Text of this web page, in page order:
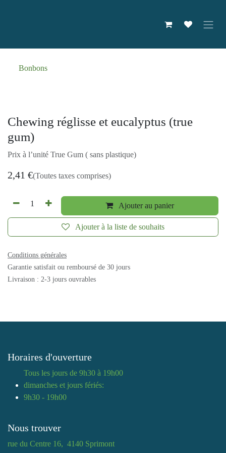
Bonbons
Chewing réglisse et eucalyptus (true
gum)
Prix à l’unité True Gum ( sans plastique)
2,41 €(Toutes taxes comprises)
Ajouter au panier
Ajouter à la liste de souhaits
Conditions générales
Garantie satisfait ou remboursé de 30 jours
Livraison : 2-3 jours ouvrables
Horaires d'ouverture
Tous les jours de 9h30 à 19h00
dimanches et jours fériés:
9h30 - 19h00
Nous trouver
rue du Centre 16, 4140 Sprimont